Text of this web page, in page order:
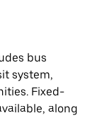
bus
system,
Fixed-
along